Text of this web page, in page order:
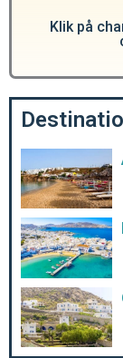
Klik på